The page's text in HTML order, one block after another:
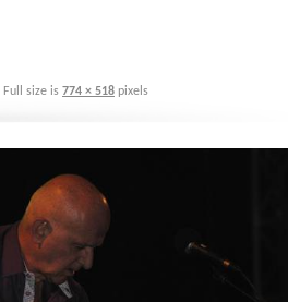
Full size is 774 × 518 pixels